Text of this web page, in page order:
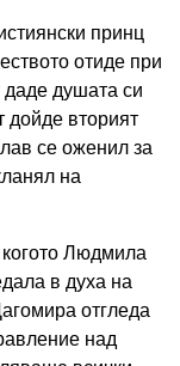
принц
отиде при
душата си
дойде вторият
се оженил за
на
Людмила
в духа на
отгледа
над